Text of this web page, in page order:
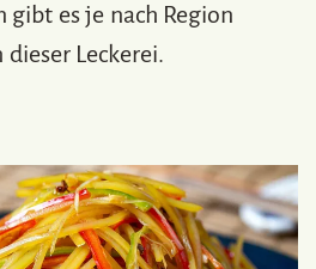
es je nach Region
Leckerei.